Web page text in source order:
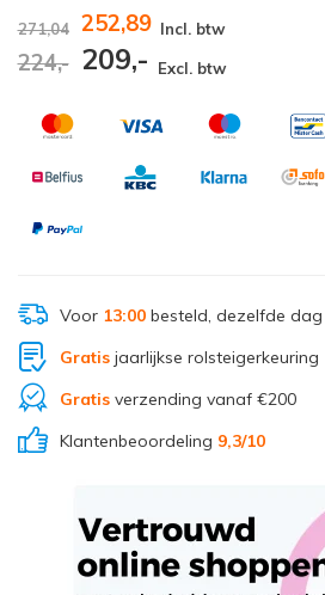
271,04 252,89 Incl. btw
224,- 209,- Excl. btw
Voor 13:00besteld, dezelfde
Gratisjaarlijkse rolsteigerkeuring
Gratisverzending vanaf €200
Klantenbeoordeling 9,3/10